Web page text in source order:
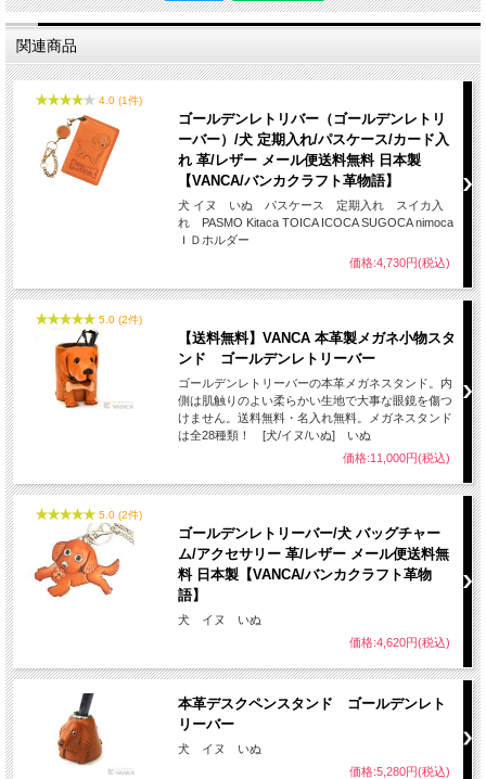
関連商品
4.0 (1件)
ゴールデンレトリバー（ゴールデンレトリ
ーバー）/犬 定期入れ/パスケース/カード入
れ 革/レザー メール便送料無料 日本製
【VANCA/バンカクラフト革物語】
犬 イヌ いぬ パスケース 定期入れ スイカ入
れ PASMO Kitaca TOICA ICOCA SUGOCA nimoca
ＩＤホルダー
価格:4,730円(税込)
5.0 (2件)
【送料無料】VANCA 本革製メガネ小物スタ
ンド ゴールデンレトリーバー
ゴールデンレトリーバーの本革メガネスタンド。内
側は肌触りのよい柔らかい生地で大事な眼鏡を傷つ
けません。送料無料・名入れ無料。メガネスタンド
は全28種類！ [犬/イヌ/いぬ] いぬ
価格:11,000円(税込)
5.0 (2件)
ゴールデンレトリーバー/犬 バッグチャー
ム/アクセサリー 革/レザー メール便送料無
料 日本製【VANCA/バンカクラフト革物
語】
犬 イヌ いぬ
価格:4,620円(税込)
本革デスクペンスタンド ゴールデンレト
リーバー
犬 イヌ いぬ
価格:5,280円(税込)